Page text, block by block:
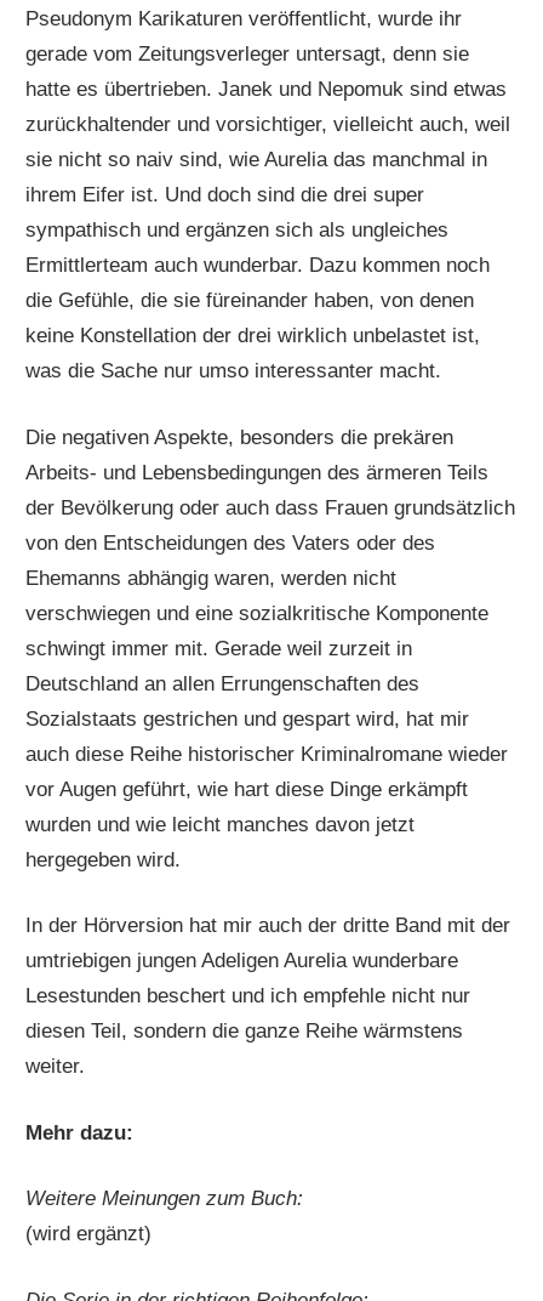
Pseudonym Karikaturen veröffentlicht, wurde ihr
gerade vom Zeitungsverleger untersagt, denn sie
hatte es übertrieben. Janek und Nepomuk sind etwas
zurückhaltender und vorsichtiger, vielleicht auch, weil
sie nicht so naiv sind, wie Aurelia das manchmal in
ihrem Eifer ist. Und doch sind die drei super
sympathisch und ergänzen sich als ungleiches
Ermittlerteam auch wunderbar. Dazu kommen noch
die Gefühle, die sie füreinander haben, von denen
keine Konstellation der drei wirklich unbelastet ist,
was die Sache nur umso interessanter macht.
Die negativen Aspekte, besonders die prekären
Arbeits- und Lebensbedingungen des ärmeren Teils
der Bevölkerung oder auch dass Frauen grundsätzlich
von den Entscheidungen des Vaters oder des
Ehemanns abhängig waren, werden nicht
verschwiegen und eine sozialkritische Komponente
schwingt immer mit. Gerade weil zurzeit in
Deutschland an allen Errungenschaften des
Sozialstaats gestrichen und gespart wird, hat mir
auch diese Reihe historischer Kriminalromane wieder
vor Augen geführt, wie hart diese Dinge erkämpft
wurden und wie leicht manches davon jetzt
hergegeben wird.
In der Hörversion hat mir auch der dritte Band mit der
umtriebigen jungen Adeligen Aurelia wunderbare
Lesestunden beschert und ich empfehle nicht nur
diesen Teil, sondern die ganze Reihe wärmstens
weiter.
Mehr dazu:
Weitere Meinungen zum Buch:
(wird ergänzt)